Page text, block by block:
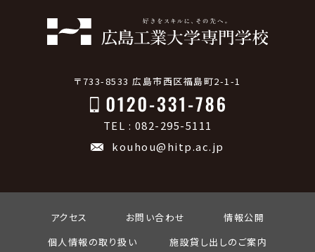
〒733-8533 広島市西区福島町2-1-1
TEL : 082-295-5111
kouhou@hitp.ac.jp
アクセス お問い合わせ
情報公開
個人情報の取り扱い
施設貸し出しのご案内